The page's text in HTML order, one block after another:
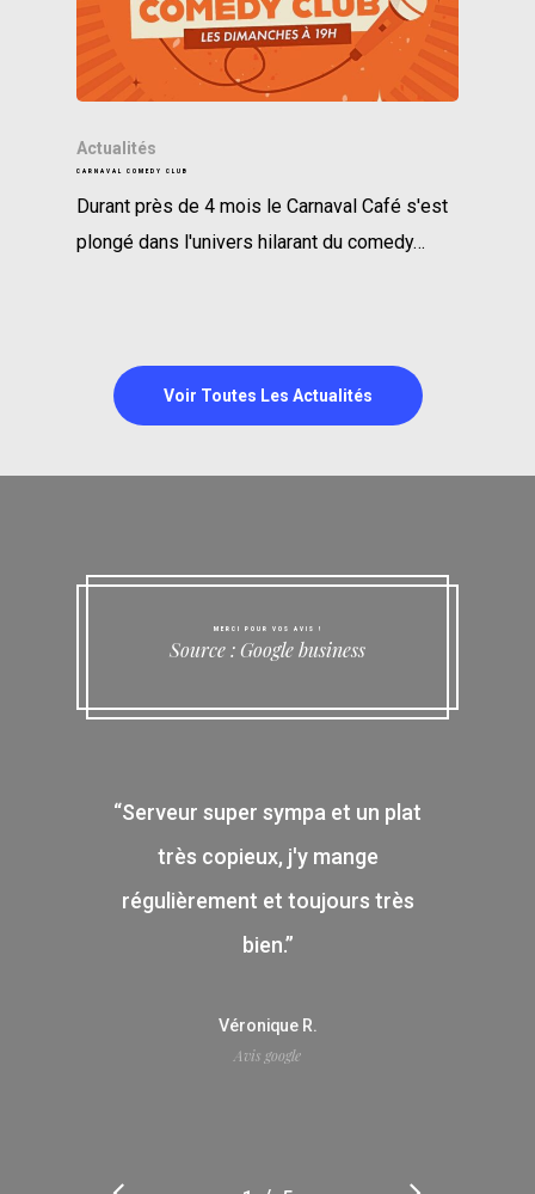
Actualités
CARNAVAL COMEDY CLUB
Durant près de 4 mois le Carnaval Café s'est
plongé dans l'univers hilarant du comedy…
Voir Toutes Les Actualités
MERCI POUR VOS AVIS !
Source : Google business
“Serveur super sympa et un plat
très copieux, j'y mange
régulièrement et toujours très
bien.”
Véronique R.
Avis google